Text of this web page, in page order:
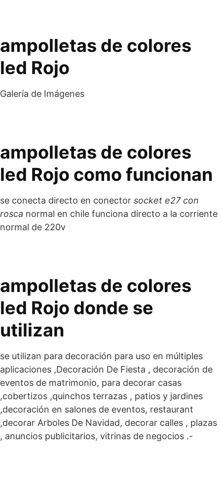
ampolletas de colores
led Rojo
Galería de Imágenes
ampolletas de colores
led Rojo como funcionan
se conecta directo en conector socket e27 con
rosca normal en chile funciona directo a la corriente
normal de 220v
ampolletas de colores
led Rojo donde se
utilizan
se utilizan para decoración para uso en múltiples
aplicaciones ,Decoración De Fiesta , decoración de
eventos de matrimonio, para decorar casas
,cobertizos ,quinchos terrazas , patios y jardines
,decoración en salones de eventos, restaurant
,decorar Arboles De Navidad, decorar calles , plazas
, anuncios publicitarios, vitrinas de negocios .-